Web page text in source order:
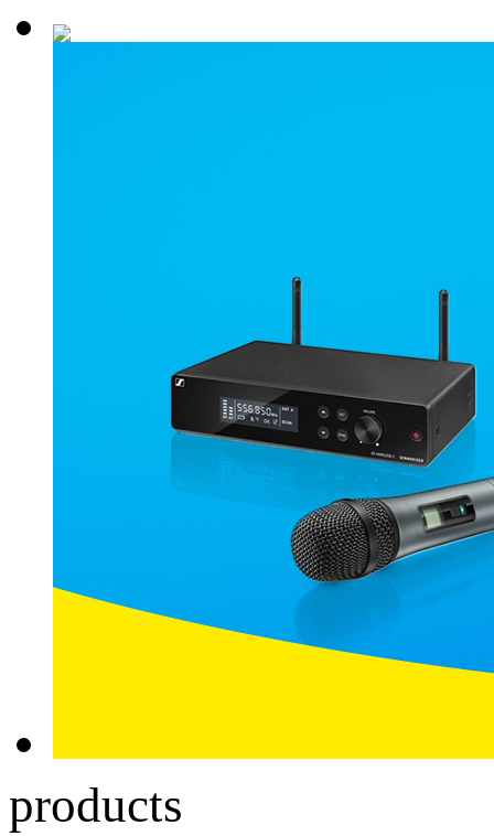
products